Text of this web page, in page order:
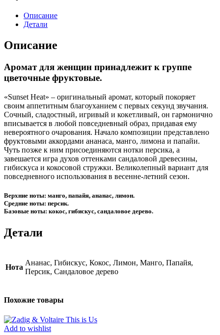
Описание
Детали
Описание
Аромат для женщин принадлежит к группе
цветочные фруктовые.
«Sunset Heat» – оригинальный аромат, который покоряет
своим аппетитным благоуханием с первых секунд звучания.
Сочный, сладостный, игривый и кокетливый, он гармонично
вписывается в любой повседневный образ, придавая ему
невероятного очарования. Начало композиции представлено
фруктовыми аккордами ананаса, манго, лимона и папайи.
Чуть позже к ним присоединяются нотки персика, а
завешается игра духов оттенками сандаловой древесины,
гибискуса и кокосовой стружки. Великолепный вариант для
повседневного использования в весенне-летний сезон.
Верхние ноты: манго, папайя, ананас, лимон.
Средние ноты: персик.
Базовые ноты: кокос, гибискус, сандаловое дерево.
Детали
Нота
Ананас, Гибискус, Кокос, Лимон, Манго, Папайя,
Персик, Сандаловое дерево
Похожие товары
Add to wishlist